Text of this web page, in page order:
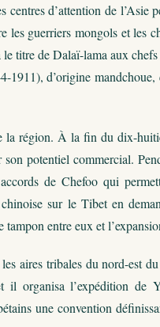
d’attention de l’Asie
guerriers mongols et les
titre de Dalaï-lama aux
d’origine
région. À la fin du dix-
potentiel commercial.
de Chefoo qui
sur le Tibet en
entre eux et
aires tribales du nord-est
organisa l’expédition de
une convention